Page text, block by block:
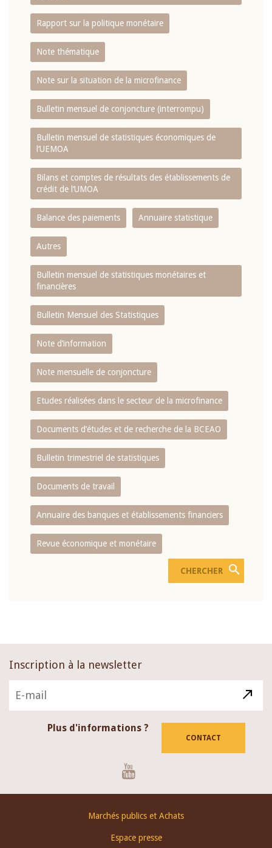
Rapport sur la politique monétaire
Note thématique
Note sur la situation de la microfinance
Bulletin mensuel de conjoncture (interrompu)
Bulletin mensuel de statistiques économiques de
l‘UEMOA
Bilans et comptes de résultats des établissements de
crédit de l‘UMOA
Balance des paiements Annuaire statistique
Autres
Bulletin mensuel de statistiques monétaires et
financières
Bulletin Mensuel des Statistiques
Note d’information
Note mensuelle de conjoncture
Etudes réalisées dans le secteur de la microfinance
Documents d’études et de recherche de la BCEAO
Bulletin trimestriel de statistiques
Documents de travail
Annuaire des banques et établissements financiers
Revue économique et monétaire
Inscription à la newsletter
Plus d'informations ?
CONTACT
Marchés publics et Achats
Espace presse